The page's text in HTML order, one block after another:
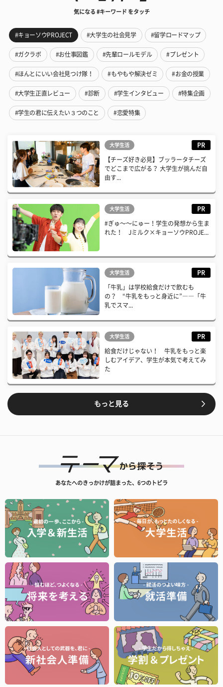
気になる #キーワード をタッチ
#キョーソウPROJECT #大学生の社会見学 #留学ロードマップ
#ガクラボ #お仕事図鑑 #先輩ロールモデル #プレゼント
#ほんとにいい会社見つけ隊！ #もやもや解決ゼミ #お金の授業
#大学生正直レビュー #診断 #学生インタビュー #特集企画
#学生の君に伝えたい３つのこと #恋愛特集
大学生活 PR
【チーズ好き必見】ブッラータチーズ
でどこまで広がる？ 大学生が挑んだ自
由す...
大学生活 PR
#ぎゅ〜〜にゅー！学生の発想から生ま
れた！ Jミルク×キョーソウPROJE...
大学生活 PR
「牛乳」は学校給食だけで飲むも
の？ “牛乳をもっと身近に”――「牛
乳でスマ...
大学生活 PR
給食だけじゃない！ 牛乳をもっと楽
しむアイデア、学生が本気で考えてみ
た
もっと見る
あなたへのきっかけが詰まった、6つのトビラ